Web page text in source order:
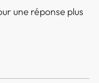
une réponse plus